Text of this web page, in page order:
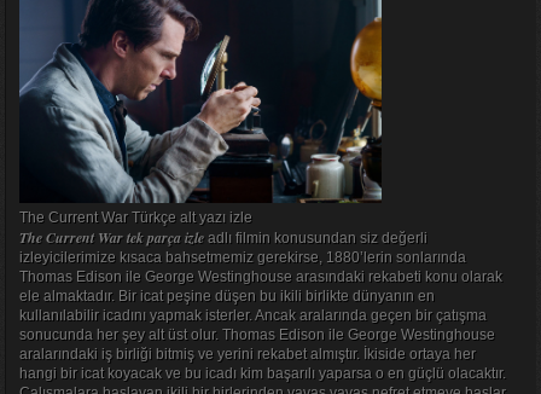
The Current War Türkçe alt yazı izle
The Current War tek parça izleadlı filmin konusundan siz değerli
izleyicilerimize kısaca bahsetmemiz gerekirse, 1880’lerin sonlarında
Thomas Edison ile George Westinghouse arasındaki rekabeti konu olarak
ele almaktadır. Bir icat peşine düşen bu ikili birlikte dünyanın en
kullanılabilir icadını yapmak isterler. Ancak aralarında geçen bir çatışma
sonucunda her şey alt üst olur. Thomas Edison ile George Westinghouse
aralarındaki iş birliği bitmiş ve yerini rekabet almıştır. İkiside ortaya her
hangi bir icat koyacak ve bu icadı kim başarılı yaparsa o en güçlü olacaktır.